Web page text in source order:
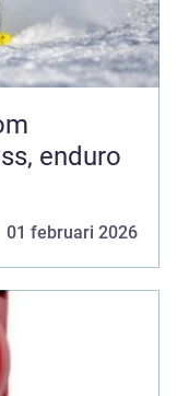
enduro
01 februari 2026